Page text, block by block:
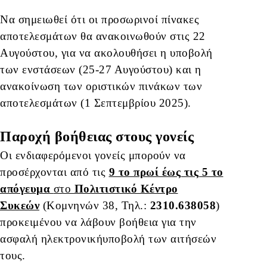
Να σημειωθεί ότι οι προσωρινοί πίνακες
αποτελεσμάτων θα ανακοινωθούν στις 22
Αυγούστου, για να ακολουθήσει η υποβολή
των ενστάσεων (25-27 Αυγούστου) και η
ανακοίνωση των οριστικών πινάκων των
αποτελεσμάτων (1 Σεπτεμβρίου 2025).
Παροχή βοήθειας στους γονείς
Οι ενδιαφερόμενοι γονείς μπορούν να
προσέρχονται από τις 9 το πρωί έως τις 5 το
απόγευμα στο Πολιτιστικό Κέντρο
Συκεών (Κομνηνών 38, Τηλ.: 2310.638058)
προκειμένου να λάβουν βοήθεια για την
ασφαλή ηλεκτρονικήυποβολή των αιτήσεών
τους.